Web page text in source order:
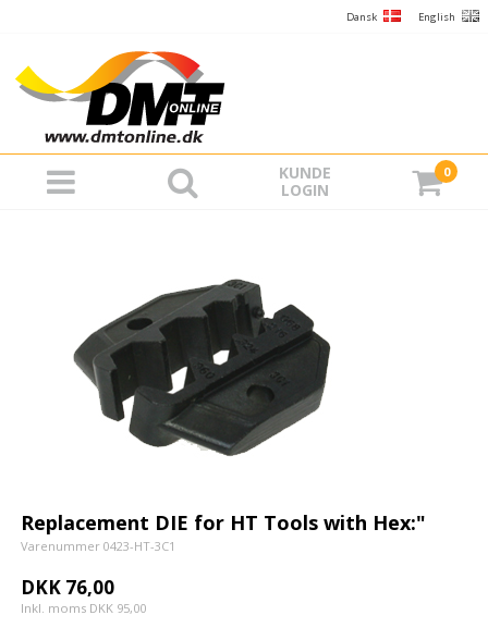
Dansk English
KUNDE
LOGIN
0
Replacement DIE for HT Tools with Hex:"
Varenummer 0423-HT-3C1
DKK 76,00
Inkl. moms DKK 95,00